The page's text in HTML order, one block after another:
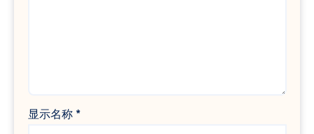
显示名称 *